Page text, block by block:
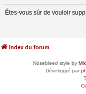
Êtes-vous sûr de vouloir
Index du forum
Nosebleed style by
Développé par